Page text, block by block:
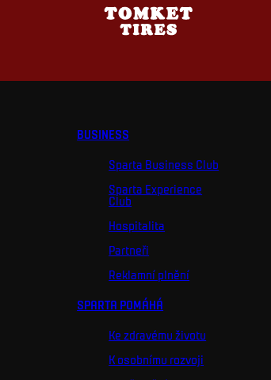
BUSINESS
Sparta Business Club
Sparta Experience
Club
Hospitalita
Partneři
Reklamní plnění
SPARTA POMÁHÁ
Ke zdravému životu
K osobnímu rozvoji